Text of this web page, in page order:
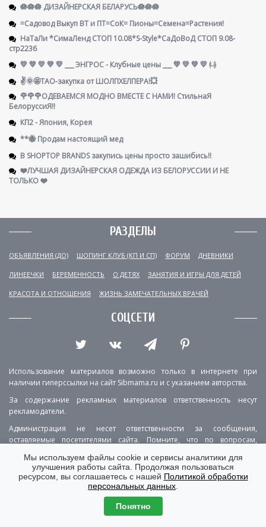
🪷🪷🪷 ДИЗАЙНЕРСКАЯ БЕЛАРУСЬ🪷🪷🪷
=Садовод Выкуп ВТ и ПТ=СоК= Пионы=Семена=Растения!
НаТаЛи *СимаЛенд СТОП 10.08*S-Style*СаДоВоД СТОП 9.08-
стр2236
💛 💚 💛 💚 💛 ___ ЭНГРОС - Клубные цены ___ 💚 💛 💚 💛 ㈏
✌️🌞🤩ТАО-закупка от ШОЛПХЕЛПЕРА!💥
🌹🌹🌹ОДЕВАЕМСЯ МОДНО ВМЕСТЕ С НАМИ! СтильнаЯ
БелоруссиЯ‼
КП2 - Япония, Корея
**🐝 Продам настоящий мед
В SHOPTOP BRANDS закупись цены просто зашибись!!
❤️ЛУЧШАЯ ДИЗАЙНЕРСКАЯ ОДЕЖДА ИЗ БЕЛОРУССИИ И НЕ
ТОЛЬКО ❤️
РАЗДЕЛЫ
ОБЪЯВЛЕНИЯ (ДО) ШОПИНГ КЛУБ (КП И СП) ФОРУМ ДНЕВНИКИ
ЛИНЕЕЧКИ БЕРЕМЕННОСТЬ О ДЕТЯХ ЗАНЯТИЯ И ИГРЫ ДЛЯ ДЕТЕЙ
КРАСОТА И ОТНОШЕНИЯ ЖИЗНЬ ЗАМЕЧАТЕЛЬНЫХ ВРАЧЕЙ
СОЦСЕТИ
Использование материалов возможно только в интернете при
наличии гиперссылки на сайт Sibmama.ru и с указанием авторства.
За содержание рекламных материалов ответственность несут
рекламодатели.
Администрация не несет ответственности за сообщения,
оставляемые посетителями сайта. Помните, что по вопросам,
РЕКЛАМА О ПРОЕКТЕ
КОНТАКТЫ
ПОЛИТИКА КОНФИДЕНЦИАЛЬНОСТИ
ВЕРСИЯ ДЛЯ КОМПЬЮТЕРА
Мы используем файлы cookie и сервисы аналитики для
улучшения работы сайта. Продолжая пользоваться
ресурсом, вы соглашаетесь с нашей Политикой обработки
персональных данных
Понятно